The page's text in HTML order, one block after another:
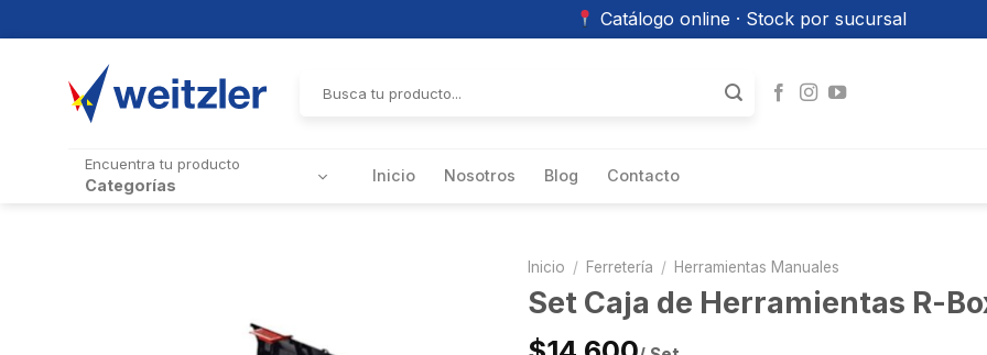
Catálogo online · Stock por sucursal
por:
Encuentra tu producto
Categorías Inicio Nosotros Blog Contacto
Inicio / Ferretería / Herramientas Manuales
Set Caja de Herramientas R-